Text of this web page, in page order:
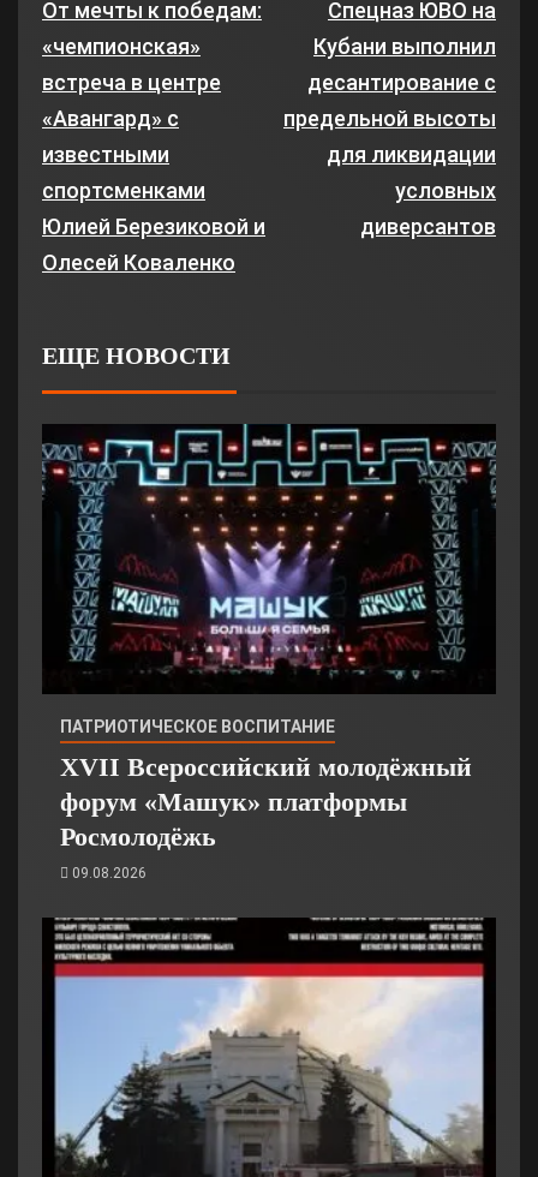
От мечты к победам:
«чемпионская»
встреча в центре
«Авангард» с
известными
спортсменками
Юлией Березиковой и
Олесей Коваленко
Спецназ ЮВО на
Кубани выполнил
десантирование с
предельной высоты
для ликвидации
условных
диверсантов
ЕЩЕ НОВОСТИ
ПАТРИОТИЧЕСКОЕ ВОСПИТАНИЕ
XVII Всероссийский молодёжный
форум «Машук» платформы
Росмолодёжь
09.08.2026